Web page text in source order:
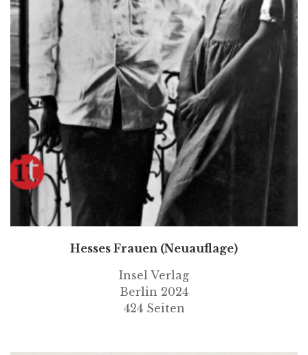
Hesses Frauen (Neuauflage)
Insel Verlag
Berlin 2024
424 Seiten